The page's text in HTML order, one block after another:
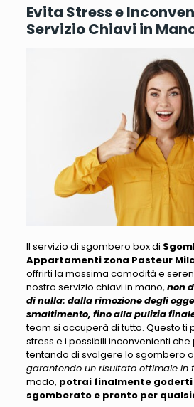
Evita Stress e
Servizio Chiavi in
Il servizio di sgombero box di
Appartamenti zona Pasteur
offrirti la massima comodità e
nostro servizio chiavi in mano, non
di nulla: dalla rimozione degli
smaltimento, fino alla pulizia
team si occuperà di tutto. Questo ti
stress e i possibili inconvenienti
tentando di svolgere lo sgombero
garantendo un risultato ottimale in
modo, potrai finalmente goderti
sgomberato e pronto per